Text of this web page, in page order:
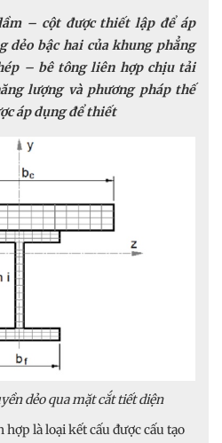
– cột được thiết lập để áp
dẻo bậc hai của khung phẳng
– bê tông liên hợp chịu tải
lượng và phương pháp thế
áp dụng để thiết
dẻo qua mặt cắt tiết diện
là loại kết cấu được cấu tạo